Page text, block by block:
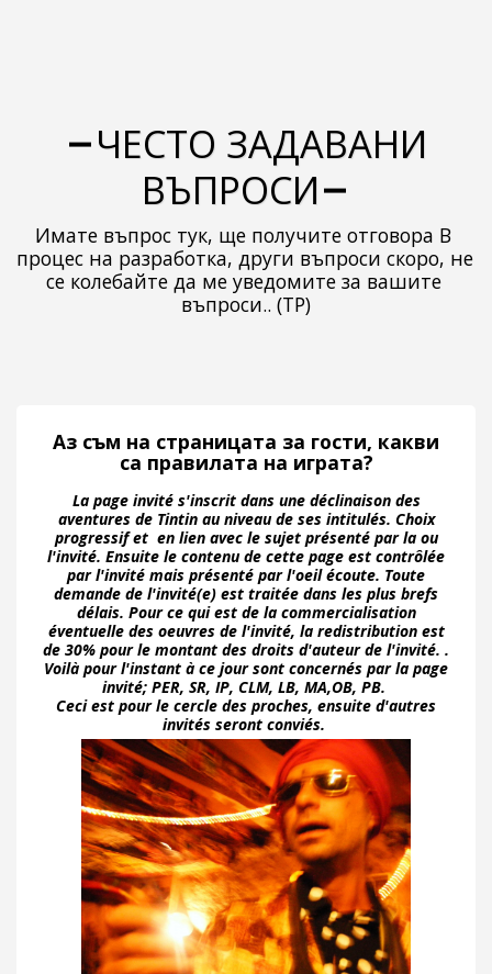
ЧЕСТО ЗАДАВАНИ
ВЪПРОСИ
Имате въпрос тук, ще получите отговора В
процес на разработка, други въпроси скоро, не
се колебайте да ме уведомите за вашите
въпроси.. (TP)
Аз съм на страницата за гости, какви
са правилата на играта?
La page invité s'inscrit dans une déclinaison des
aventures de Tintin au niveau de ses intitulés. Choix
progressif et en lien avec le sujet présenté par la ou
l'invité. Ensuite le contenu de cette page est contrôlée
par l'invité mais présenté par l'oeil écoute. Toute
demande de l'invité(e) est traitée dans les plus brefs
délais. Pour ce qui est de la commercialisation
éventuelle des oeuvres de l'invité, la redistribution est
de 30% pour le montant des droits d'auteur de l'invité. .
Voilà pour l'instant à ce jour sont concernés par la page
invité; PER, SR, IP, CLM, LB, MA,OB, PB.
Ceci est pour le cercle des proches, ensuite d'autres
invités seront conviés.